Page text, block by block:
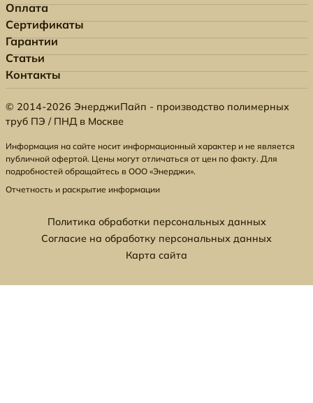
Оплата
Сертификаты
Гарантии
Статьи
Контакты
© 2014-2026 ЭнерджиПайп - производство полимерных
труб ПЭ / ПНД в Москве
Информация на сайте носит информационный характер и не является
публичной офертой. Цены могут отличаться от цен по факту. Для
подробностей обращайтесь в ООО «Энерджи».
Отчетность и раскрытие информации
Политика обработки персональных данных
Согласие на обработку персональных данных
Карта сайта